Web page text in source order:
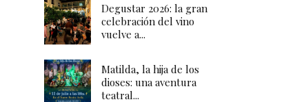
Degustar 2026: la gran
celebración del vino
vuelve a...
Matilda, la hija de los
dioses: una aventura
teatral...